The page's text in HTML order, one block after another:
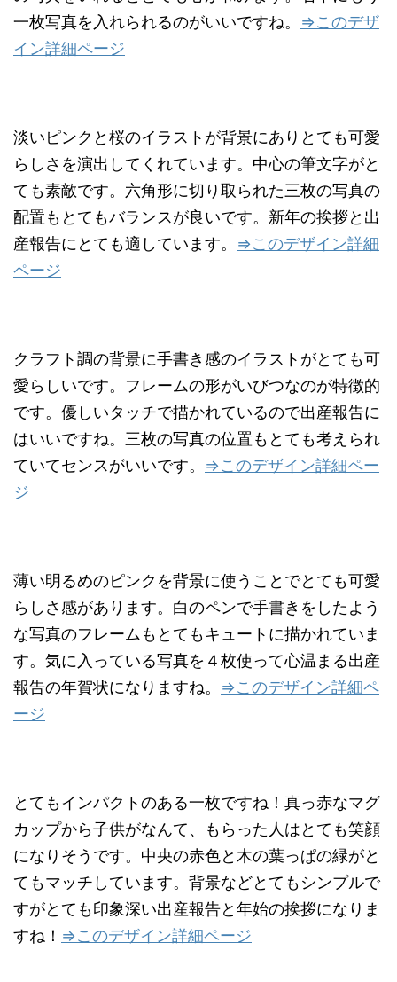
一枚写真を入れられるのがいいですね。 ⇒このデザ
イン詳細ページ
淡いピンクと桜のイラストが背景にありとても可愛
らしさを演出してくれています。中心の筆文字がと
ても素敵です。六角形に切り取られた三枚の写真の
配置もとてもバランスが良いです。新年の挨拶と出
産報告にとても適しています。 ⇒このデザイン詳細
ページ
クラフト調の背景に手書き感のイラストがとても可
愛らしいです。フレームの形がいびつなのが特徴的
です。優しいタッチで描かれているので出産報告に
はいいですね。三枚の写真の位置もとても考えられ
ていてセンスがいいです。 ⇒このデザイン詳細ペー
ジ
薄い明るめのピンクを背景に使うことでとても可愛
らしさ感があります。白のペンで手書きをしたよう
な写真のフレームもとてもキュートに描かれていま
す。気に入っている写真を４枚使って心温まる出産
報告の年賀状になりますね。 ⇒このデザイン詳細ペ
ージ
とてもインパクトのある一枚ですね！真っ赤なマグ
カップから子供がなんて、もらった人はとても笑顔
になりそうです。中央の赤色と木の葉っぱの緑がと
てもマッチしています。背景などとてもシンプルで
すがとても印象深い出産報告と年始の挨拶になりま
すね！ ⇒このデザイン詳細ページ